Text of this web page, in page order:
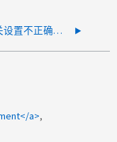
由于开关设置不正确而导致的性能问题
a>